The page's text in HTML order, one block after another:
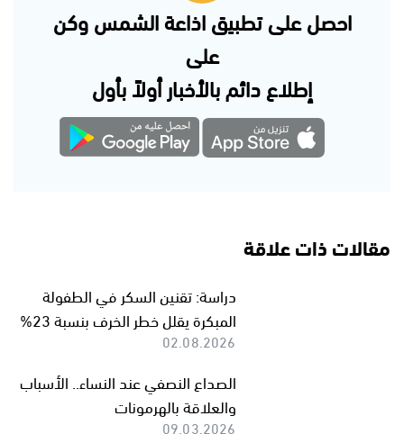
احصل على تطبيق اذاعة الشمس وكن
على
إطلاع دائم بالأخبار أولاً بأول
مقالات ذات علاقة
دراسة: تقنين السكر في الطفولة
المبكرة يقلل خطر الخرف بنسبة 23%
02.08.2026
الصداع النصفي عند النساء.. الأسباب
والعلاقة بالهرمونات
09.03.2026